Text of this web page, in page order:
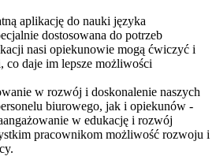
aplikację do nauki języka
dostosowana do potrzeb
nasi opiekunowie mogą ćwiczyć i
co daje im lepsze możliwości
w rozwój i doskonalenie naszych
biurowego, jak i opiekunów -
w edukację i rozwój
pracownikom możliwość rozwoju i